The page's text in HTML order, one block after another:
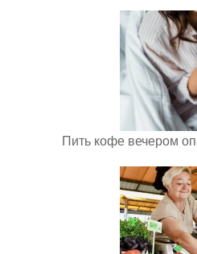
Пить кофе вечером